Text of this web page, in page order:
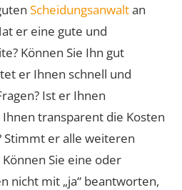
Scheidungsanwaltan
er eine gute und
Können Sie Ihn gut
er Ihnen schnell und
Ist er Ihnen
transparent die Kosten
Stimmt er alle weiteren
Sie eine oder
nicht mit „ja“ beantworten,